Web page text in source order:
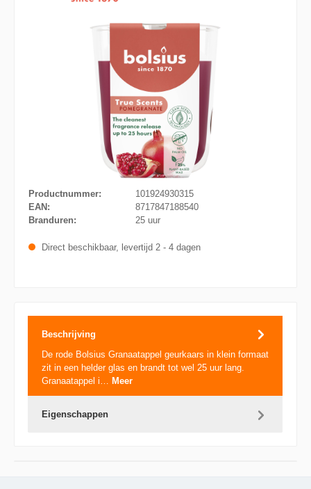
Productnummer:
101924930315
EAN:
8717847188540
Branduren:
25 uur
Direct beschikbaar, levertijd 2 - 4 dagen
Beschrijving
De rode Bolsius Granaatappel geurkaars in klein formaat
zit in een helder glas en brandt tot wel 25 uur lang.
Granaatappel i… Meer
Eigenschappen